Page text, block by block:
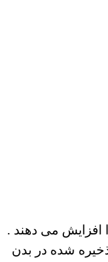
افزایش می دهند .
شده در بدن